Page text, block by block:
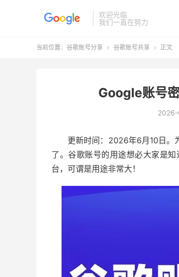
欢迎光临
我们一直在努力
当前位置： 谷歌账号分享  谷歌账号共享  正文
Google账号
更新时间：2026年6月10日。
了。谷歌账号的用途想必大家是
台，可谓是用途非常大！